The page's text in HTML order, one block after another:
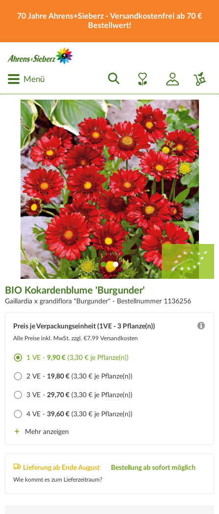
70 Jahre Ahrens+Sieberz - Versandkostenfrei ab 70 €
Bestellwert!
Menü
BIO Kokardenblume 'Burgunder'
Gaillardia x grandiflora "Burgunder" - Bestellnummer 1136256
Preis je Verpackungseinheit (1VE - 3 Pflanze(n))
Alle Preise inkl. MwSt. zzgl. €7,99 Versandkosten
1 VE - 9,90 € (3,30 € je Pflanze(n))
2 VE - 19,80 € (3,30 € je Pflanze(n))
3 VE - 29,70 € (3,30 € je Pflanze(n))
4 VE - 39,60 € (3,30 € je Pflanze(n))
Mehr anzeigen
Lieferung ab Ende August
Wie kommt es zum Lieferzeitraum?
Bestellung ab sofort möglich